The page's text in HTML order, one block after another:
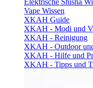
Elektrische Shisha
Vape Wissen
XKAH Guide
XKAH - Modi und
XKAH - Reinigung
XKAH - Outdoor
XKAH - Hilfe und
XKAH - Tipps und